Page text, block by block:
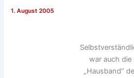
1. August 2005
war auch die
„Hausband“